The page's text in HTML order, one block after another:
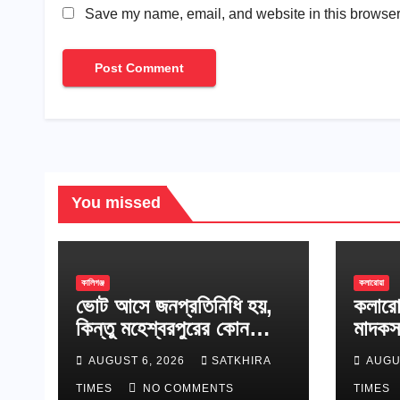
Save my name, email, and website in this
You missed
কালিগঞ্জ
ভোট আসে জনপ্রতিনিধি হয়,
কিন্তু মহেশ্বরপুরের কোন
উন্নয়ন হয়না
AUGUST 6, 2026 SATKHIRA
TIMES NO COMMENTS
কলারোয়া
TIMES